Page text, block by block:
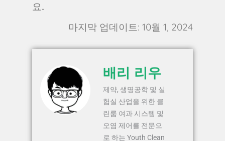
요.
마지막 업데이트: 10월 1, 2024
배리 리우
제약, 생명공학 및 실
험실 산업을 위한 클
린룸 여과 시스템 및
오염 제어를 전문으
로 하는 Youth Clean